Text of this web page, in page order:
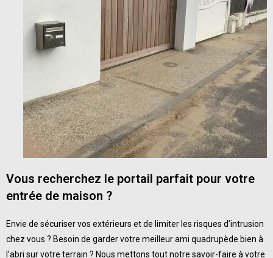
Vous recherchez le portail parfait pour votre
entrée de maison ?
Envie de sécuriser vos extérieurs et de limiter les risques d’intrusion
chez vous ? Besoin de garder votre meilleur ami quadrupède bien à
l’abri sur votre terrain ? Nous mettons tout notre savoir-faire à votre